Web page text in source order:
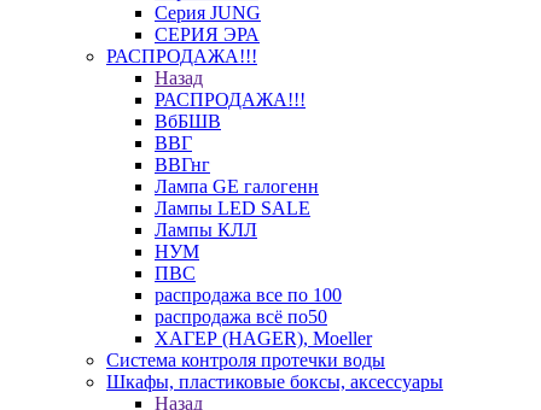
Серия JUNG
СЕРИЯ ЭРА
РАСПРОДАЖА!!!
Назад
РАСПРОДАЖА!!!
ВбБШВ
ВВГ
ВВГнг
Лампа GE галогенн
Лампы LED SALE
Лампы КЛЛ
НУМ
ПВС
распродажа все по 100
распродажа всё по50
ХАГЕР (HAGER), Moeller
Система контроля протечки воды
Шкафы, пластиковые боксы, аксессуары
Назад